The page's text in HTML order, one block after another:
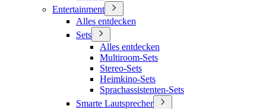
Entertainment
Alles entdecken
Sets
Alles entdecken
Multiroom-Sets
Stereo-Sets
Heimkino-Sets
Sprachassistenten-Sets
Smarte Lautsprecher